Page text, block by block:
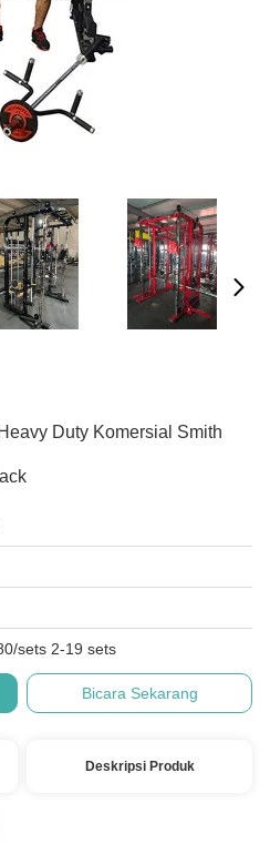
Duty Komersial Smith
sets 2-19 sets
Bicara Sekarang
Deskripsi Produk